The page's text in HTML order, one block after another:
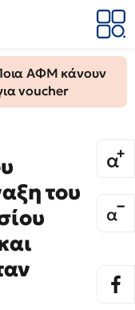
ΑΦΜ κάνουν
voucher
του